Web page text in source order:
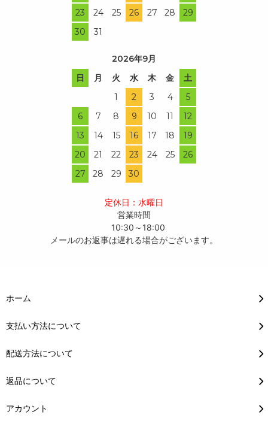
23
24 25 26 27 28
29
30
31
2026年9月
日
月 火 水 木 金
土
1
2 3 4
5
6
7 8 9 10 11
12
13
14 15 16 17 18
19
20
21 22 23 24 25
26
27
28 29 30
定休日：水曜日
営業時間
10:30～18:00
メールのお返事は遅れる場合がございます。
ホーム
支払い方法について
配送方法について
返品について
アカウント